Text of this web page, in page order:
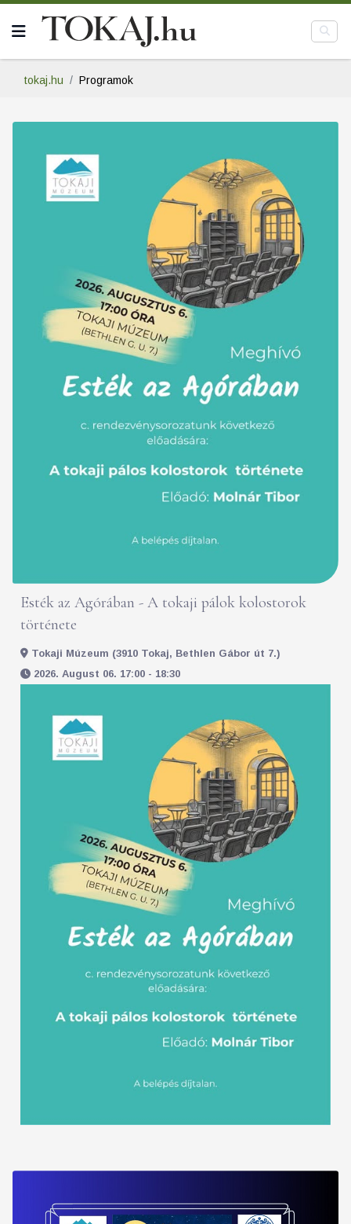
tokaj.hu Programok
Esték az Agórában - A tokaji pálok kolostorok
története
Tokaji Múzeum (3910 Tokaj, Bethlen Gábor út 7.)
2026. August 06. 17:00 - 18:30